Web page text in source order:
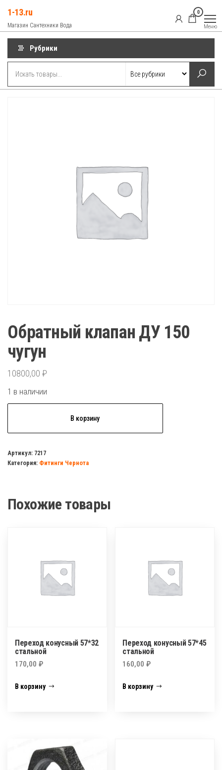
содержимому
1-13.ru
Магазин Сантехники Вода
0
Меню
Рубрики
Обратный клапан ДУ 150
чугун
10800,00 ₽
1 в наличии
клапан
ДУ
В корзину
Артикул: 7217
Категория: Фитинги Чернота
Похожие товары
Переход конусный 57*32
стальной
170,00 ₽
В корзину
Переход конусный 57*45
стальной
160,00₽
В корзину